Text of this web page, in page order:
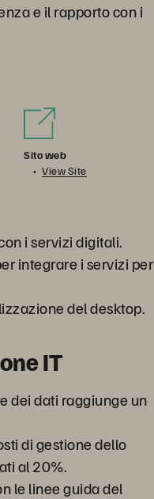
e il rapporto con i
Sito web
View Site
i servizi digitali.
integrare i servizi per
del desktop.
IT
dei dati raggiunge un
di gestione dello
al 20%.
le linee guida del